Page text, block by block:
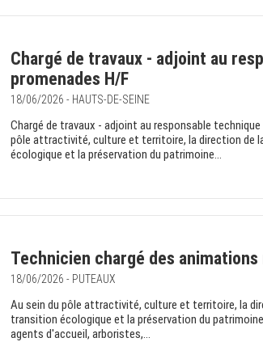
Chargé de travaux - adjoint au
promenades H/F
18/06/2026 - HAUTS-DE-SEINE
Chargé de travaux - adjoint au responsable
pôle attractivité, culture et territoire, la direction de
écologique et la préservation du patrimoine...
Technicien chargé des
18/06/2026 - PUTEAUX
Au sein du pôle attractivité, culture et territoire, la
transition écologique et la préservation du
agents d'accueil, arboristes,...